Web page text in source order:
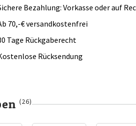
Bezahlung: Vorkasse oder auf
70,-€ versandkostenfrei
Tage Rückgaberecht
Rücksendung
(26)